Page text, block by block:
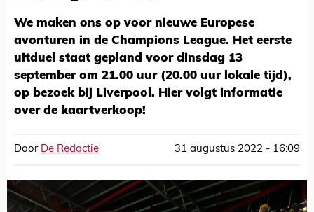
We maken ons op voor nieuwe Europese
avonturen in de Champions League. Het eerste
uitduel staat gepland voor dinsdag 13
september om 21.00 uur (20.00 uur lokale tijd),
op bezoek bij Liverpool. Hier volgt informatie
over de kaartverkoop!
Door De Redactie 31 augustus 2022 - 16:09